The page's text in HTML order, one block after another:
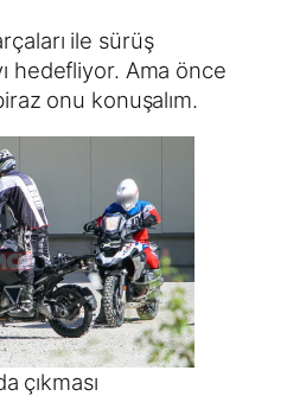
ile sürüş
hedefliyor. Ama önce
onu konuşalım.
çıkması